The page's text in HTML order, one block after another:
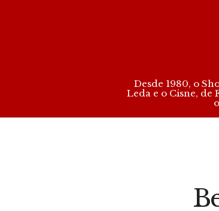
Desde 1980, o
Leda e o Cisne,